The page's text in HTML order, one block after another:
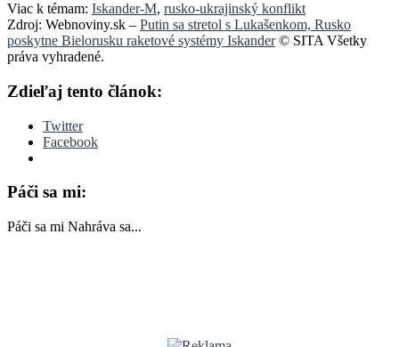
Viac k témam: Iskander-M, rusko-ukrajinský konflikt
Zdroj: Webnoviny.sk – Putin sa stretol s Lukašenkom, Rusko
poskytne Bielorusku raketové systémy Iskander© SITA Všetky
práva vyhradené.
Zdieľaj tento článok:
Twitter
Facebook
Páči sa mi:
Páči sa mi Nahráva sa...